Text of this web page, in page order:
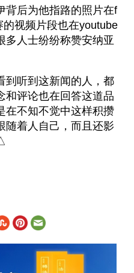
背后为他指路的照片在f
视频片段也在youtube
多人士纷纷称赞安纳亚
到听到这新闻的人，都
和评论也在回答这道品
在不知不觉中这样积攒
随着人自己，而且还影